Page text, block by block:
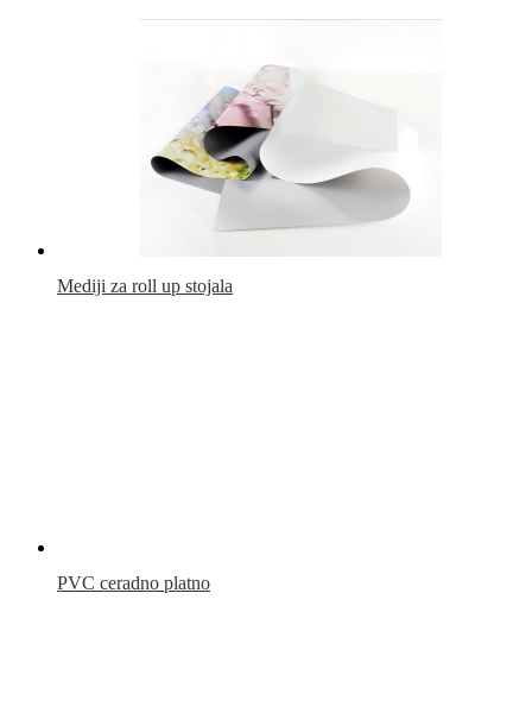
Mediji za roll up stojala
PVC ceradno platno